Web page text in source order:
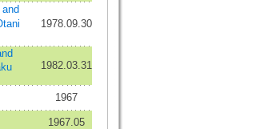
1978.09.30
1982.03.31
1967
1967.05